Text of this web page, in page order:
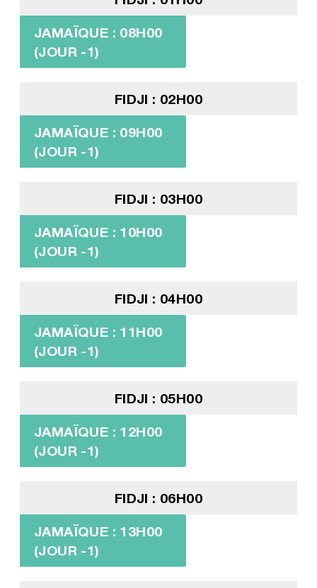
JAMAÏQUE : 08H00
(JOUR -1)
FIDJI : 02H00
JAMAÏQUE : 09H00
(JOUR -1)
FIDJI : 03H00
JAMAÏQUE : 10H00
(JOUR -1)
FIDJI : 04H00
JAMAÏQUE : 11H00
(JOUR -1)
FIDJI : 05H00
JAMAÏQUE : 12H00
(JOUR -1)
FIDJI : 06H00
JAMAÏQUE : 13H00
(JOUR -1)